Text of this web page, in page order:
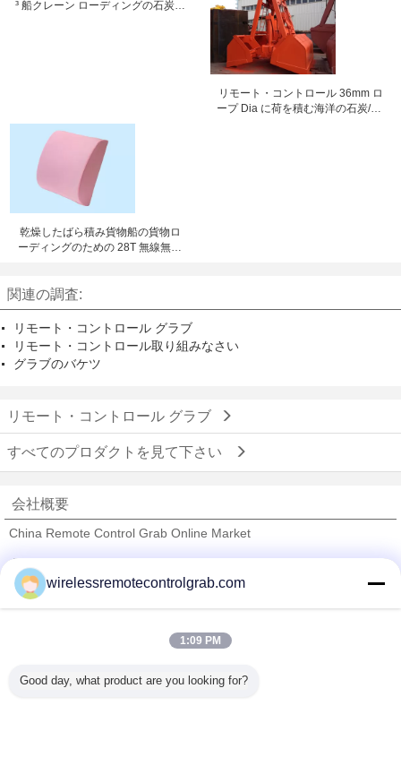
³ 船クレーン ローディングの石炭の
リモート・コントロール 36mm ロ
ープ Dia に荷を積む海洋の石炭/砂/
乾燥したばら積み貨物船の貨物ロ
ーディングのための 28T 無線無線
関連の調査:
リモート・コントロール グラブ
リモート・コントロール取り組みなさい
グラブのバケツ
リモート・コントロール グラブ
すべてのプロダクトを見て下さい
会社概要
China Remote Control Grab Online Market
Trust Seal
Verified Suplier
すべての製品
wirelessremotecontrolgrab.com
1:09 PM
Good day, what product are you looking for?